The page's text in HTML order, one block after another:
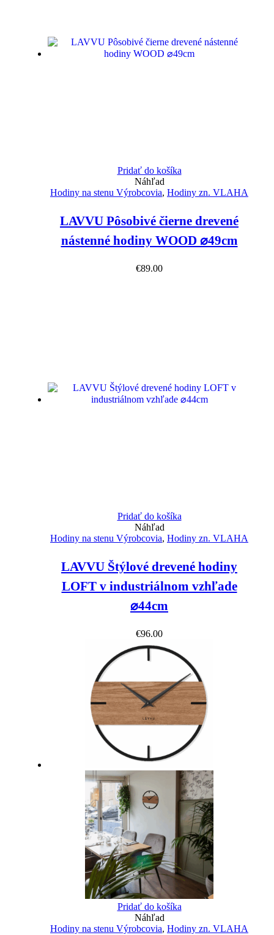
Pridať do košíka
Náhľad
Hodiny na stenu Výrobcovia, Hodiny zn. VLAHA
LAVVU Pôsobivé čierne drevené
nástenné hodiny WOOD ⌀49cm
€89.00
Pridať do košíka
Náhľad
Hodiny na stenu Výrobcovia, Hodiny zn. VLAHA
LAVVU Štýlové drevené hodiny
LOFT v industriálnom vzhľade
⌀44cm
€96.00
Pridať do košíka
Náhľad
Hodiny na stenu Výrobcovia, Hodiny zn. VLAHA